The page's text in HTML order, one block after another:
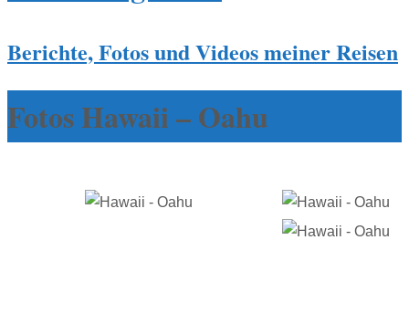
Berichte, Fotos und Videos meiner Reisen
Fotos Hawaii – Oahu